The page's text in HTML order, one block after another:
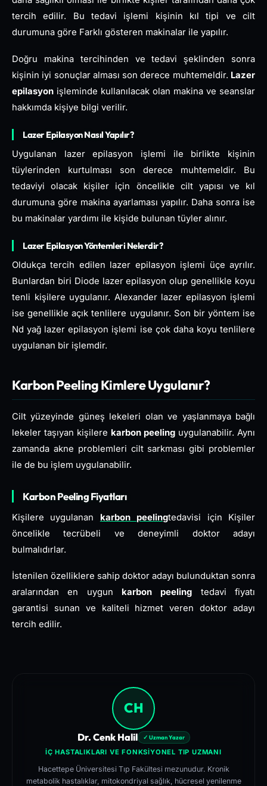
tercih edilir. Bu tedavi işlemi kişinin kıl tipi ve cilt
durumuna göre Farklı gösteren makinalar ile yapılır.
Doğru makina tercihinden ve tedavi şeklinden sonra
kişinin iyi sonuçlar alması son derece muhtemeldir. Lazer
epilasyon işleminde kullanılacak olan makina ve seanslar
hakkımda kişiye bilgi verilir.
Lazer Epilasyon Nasıl Yapılır?
Uygulanan lazer epilasyon işlemi ile birlikte kişinin
tüylerinden kurtulması son derece muhtemeldir. Bu
tedaviyi olacak kişiler için öncelikle cilt yapısı ve kıl
durumuna göre makina ayarlaması yapılır. Daha sonra ise
bu makinalar yardımı ile kişide bulunan tüyler alınır.
Lazer Epilasyon Yöntemleri Nelerdir?
Oldukça tercih edilen lazer epilasyon işlemi üçe ayrılır.
Bunlardan biri Diode lazer epilasyon olup genellikle koyu
tenli kişilere uygulanır. Alexander lazer epilasyon işlemi
ise genellikle açık tenlilere uygulanır. Son bir yöntem ise
Nd yağ lazer epilasyon işlemi ise çok daha koyu tenlilere
uygulanan bir işlemdir.
Karbon Peeling Kimlere Uygulanır?
Cilt yüzeyinde güneş lekeleri olan ve yaşlanmaya bağlı
lekeler taşıyan kişilere karbon peeling uygulanabilir. Aynı
zamanda akne problemleri cilt sarkması gibi problemler
ile de bu işlem uygulanabilir.
Karbon Peeling Fiyatları
Kişilere uygulanan karbon peelingtedavisi için Kişiler
öncelikle tecrübeli ve deneyimli doktor adayı
bulmalıdırlar.
İstenilen özelliklere sahip doktor adayı bulunduktan sonra
aralarından en uygun karbon peeling tedavi fiyatı
garantisi sunan ve kaliteli hizmet veren doktor adayı
tercih edilir.
CH
Dr. Cenk Halil ✓ Uzman Yazar
İÇ HASTALIKLARI VE FONKSIYONEL TIP UZMANI
Hacettepe Üniversitesi Tıp Fakültesi mezunudur. Kronik
metabolik hastalıklar, mitokondriyal sağlık, hücresel yenilenme